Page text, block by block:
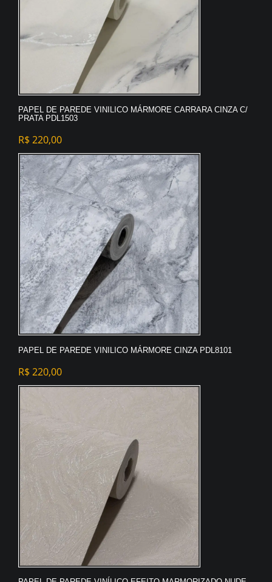
PAPEL DE PAREDE VINILICO MÁRMORE CARRARA CINZA C/
PRATA PDL1503
R$ 220,00
PAPEL DE PAREDE VINILICO MÁRMORE CINZA PDL8101
R$ 220,00